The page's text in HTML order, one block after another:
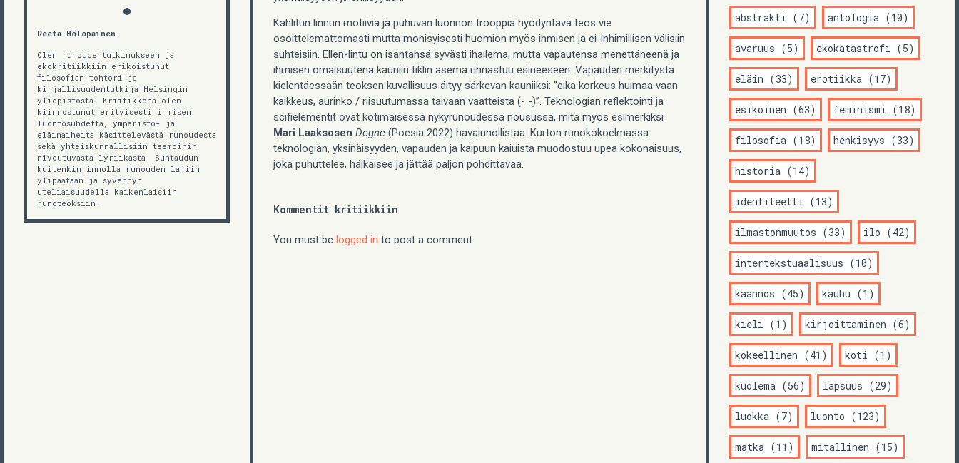
Reeta Holopainen
Olen runoudentutkimukseen ja
ekokritiikkiin erikoistunut
filosofian tohtori ja
kirjallisuudentutkija Helsingin
yliopistosta. Kriitikkona olen
kiinnostunut erityisesti ihmisen
luontosuhdetta, ympäristö- ja
eläinaiheita käsittelevästä runoudesta
sekä yhteiskunnallisiin teemoihin
nivoutuvasta lyriikasta. Suhtaudun
kuitenkin innolla runouden lajiin
ylipäätään ja syvennyn
uteliaisuudella kaikenlaisiin
runoteoksiin.
Kahlitun linnun motiivia ja puhuvan luonnon trooppia hyödyntävä teos vie
osoittelemattomasti mutta monisyisesti huomion myös ihmisen ja ei-inhimillisen välisiin
suhteisiin. Ellen-lintu on isäntänsä syvästi ihailema, mutta vapautensa menettäneenä ja
ihmisen omaisuutena kauniin tiklin asema rinnastuu esineeseen. Vapauden merkitystä
kielentäessään teoksen kuvallisuus äityy särkevän kauniiksi: ”eikä korkeus huimaa vaan
kaikkeus, aurinko / riisuutumassa taivaan vaatteista (- -)”. Teknologian reflektointi ja
scifielementit ovat kotimaisessa nykyrunoudessa nousussa, mitä myös esimerkiksi
Mari Laaksosen Degne (Poesia 2022) havainnollistaa. Kurton runokokoelmassa
teknologian, yksinäisyyden, vapauden ja kaipuun kaiuista muodostuu upea kokonaisuus,
joka puhuttelee, häikäisee ja jättää paljon pohdittavaa.
Kommentit kritiikkiin
You must be logged in to post a comment.
abstrakti (7) antologia (10)
avaruus (5) ekokatastrofi (5)
eläin (33) erotiikka (17)
esikoinen (63) feminismi (18)
filosofia (18) henkisyys (33)
historia (14)
identiteetti (13)
ilmastonmuutos (33) ilo (42)
intertekstuaalisuus (10)
käännös (45) kauhu (1)
kieli (1) kirjoittaminen (6)
kokeellinen (41) koti (1)
kuolema (56) lapsuus (29)
luokka (7) luonto (123)
matka (11) mitallinen (15)